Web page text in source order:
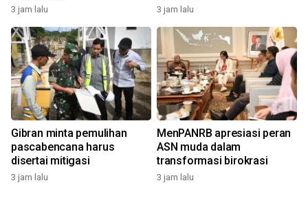
3 jam lalu 3 jam lalu
Gibran minta pemulihan
pascabencana harus
disertai mitigasi
3 jam lalu
MenPANRB apresiasi peran
ASN muda dalam
transformasi birokrasi
3 jam lalu